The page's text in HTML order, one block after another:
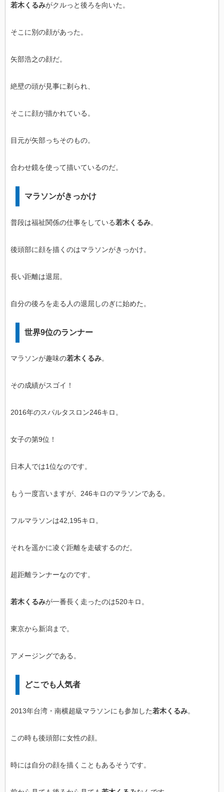
若木くるみがクルっと後ろを向いた。
そこに別の顔があった。
矢部浩之の顔だ。
絶壁の頭が見事に剃られ、
そこに顔が描かれている。
目元が矢部っちそのもの。
合わせ鏡を使って描いているのだ。
マラソンがきっかけ
普段は福祉関係の仕事をしている若木くるみ。
後頭部に顔を描くのはマラソンがきっかけ。
長い距離は退屈。
自分の後ろを走る人の退屈しのぎに始めた。
世界9位のランナー
マラソンが趣味の若木くるみ。
その成績がスゴイ！
2016年のスパルタスロン246キロ。
女子の第9位！
日本人では1位なのです。
もう一度言いますが、246キロのマラソンである。
フルマラソンは42,195キロ。
それを遥かに凌ぐ距離を走破するのだ。
超距離ランナーなのです。
若木くるみが一番長く走ったのは520キロ。
東京から新潟まで。
アメージングである。
どこでも人気者
2013年台湾・南横超級マラソンにも参加した若木くるみ。
この時も後頭部に女性の顔。
時には自分の顔を描くこともあるそうです。